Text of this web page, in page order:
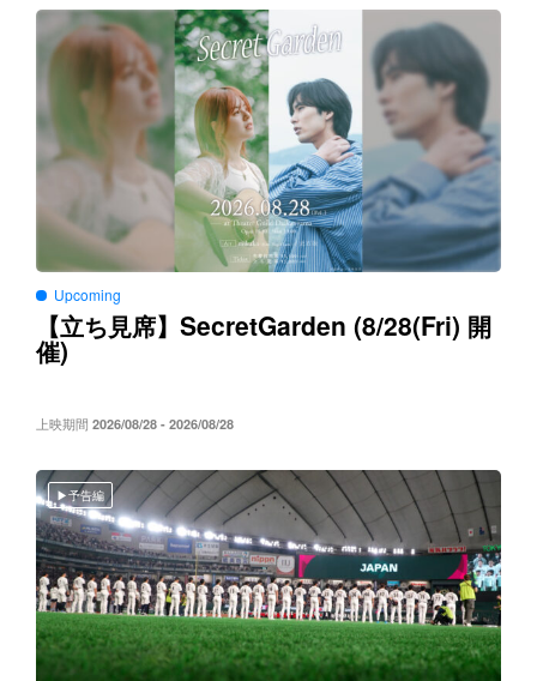
Upcoming
【立ち見席】 SecretGarden (8/28(Fri) 開
催)
上映期間 2026/08/28 - 2026/08/28
予告編